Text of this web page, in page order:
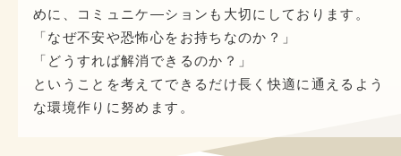
めに、コミュニケ―ションも 大切にしております。
「なぜ不安や恐怖心をお持ちなのか？」
「どうすれば解消できるのか？」
ということを考えて できるだけ長く快適に通えるよう
な環境作りに努めます。